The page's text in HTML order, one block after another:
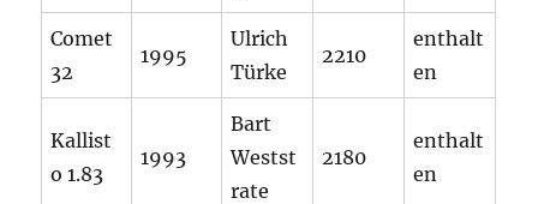
Comet
32
1995
Ulrich
Türke
2210
enthalt
en
Kallist
o 1.83
1993
Bart
Westst
rate
2180
enthalt
en